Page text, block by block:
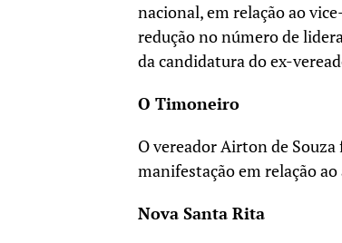
nacional, em relação ao
redução no número de
da candidatura do ex-
O Timoneiro
O vereador Airton de Souza
manifestação em relação
Nova Santa Rita